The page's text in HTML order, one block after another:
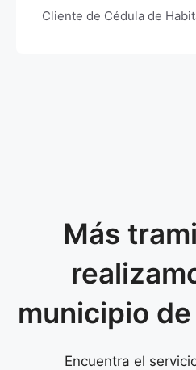
Cliente de Cédula de
Más
municipio de
Encuentra el